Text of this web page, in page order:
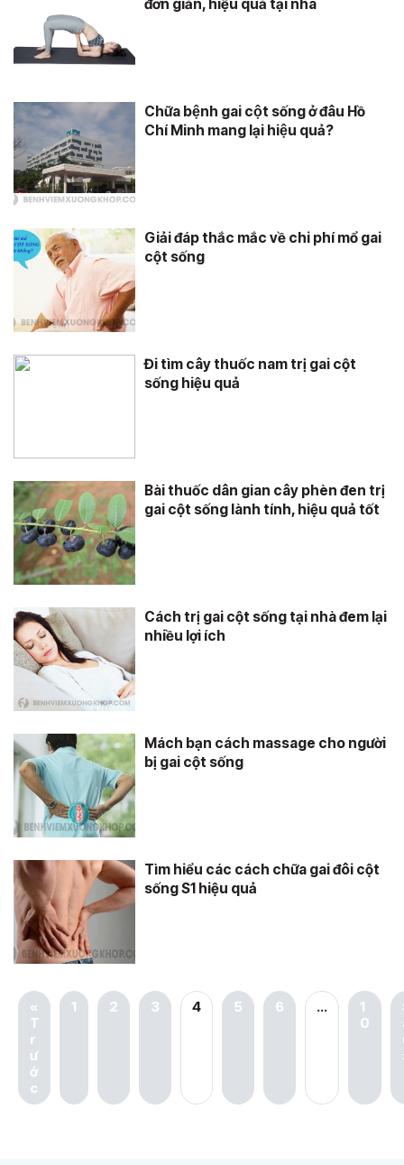
đơn giản, hiệu quả tại nhà
Chữa bệnh gai cột sống ở đâu Hồ
Chí Minh mang lại hiệu quả?
Giải đáp thắc mắc về chi phí mổ gai
cột sống
Đi tìm cây thuốc nam trị gai cột
sống hiệu quả
Bài thuốc dân gian cây phèn đen trị
gai cột sống lành tính, hiệu quả tốt
Cách trị gai cột sống tại nhà đem lại
nhiều lợi ích
Mách bạn cách massage cho người
bị gai cột sống
Tìm hiểu các cách chữa gai đôi cột
sống S1 hiệu quả
«
T
r
ư
ớ
c
1 2 3 4 5 6 …
1
0